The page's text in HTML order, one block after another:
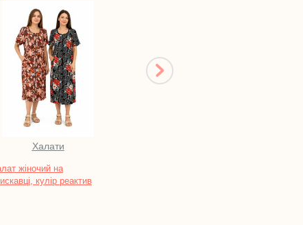
Комплекти для малюків
Комплект "КВІТОЧКА"
рвана махра